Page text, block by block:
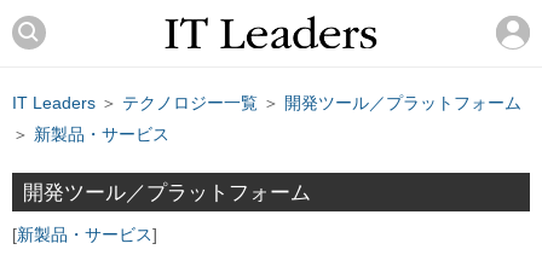
IT Leaders ＞ テクノロジー一覧 ＞ 開発ツール／プラットフォーム
＞ 新製品・サービス
開発ツール／プラットフォーム
新製品・サービス